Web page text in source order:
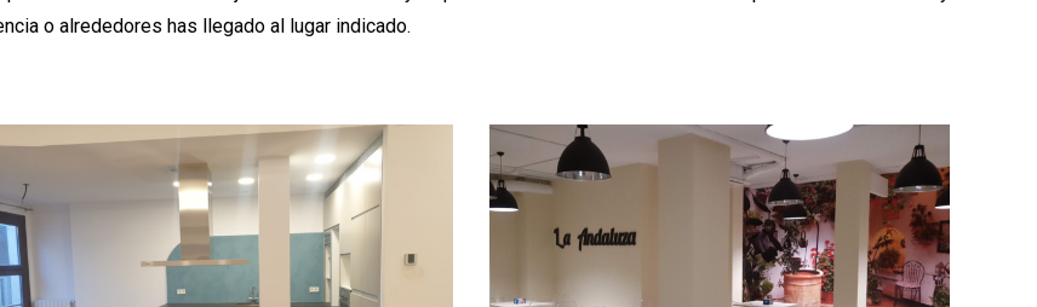
o alrededores has llegado al lugar indicado.